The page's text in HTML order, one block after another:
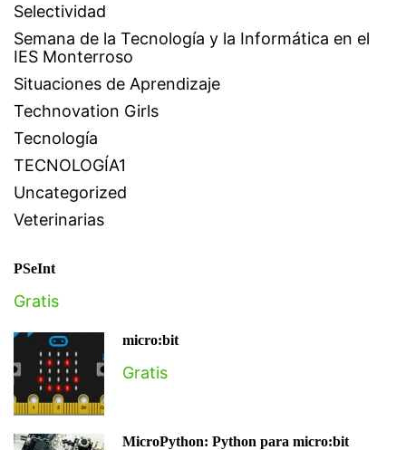
Selectividad
Semana de la Tecnología y la Informática en el
IES Monterroso
Situaciones de Aprendizaje
Technovation Girls
Tecnología
TECNOLOGÍA1
Uncategorized
Veterinarias
PSeInt
Gratis
micro:bit
Gratis
MicroPython: Python para micro:bit